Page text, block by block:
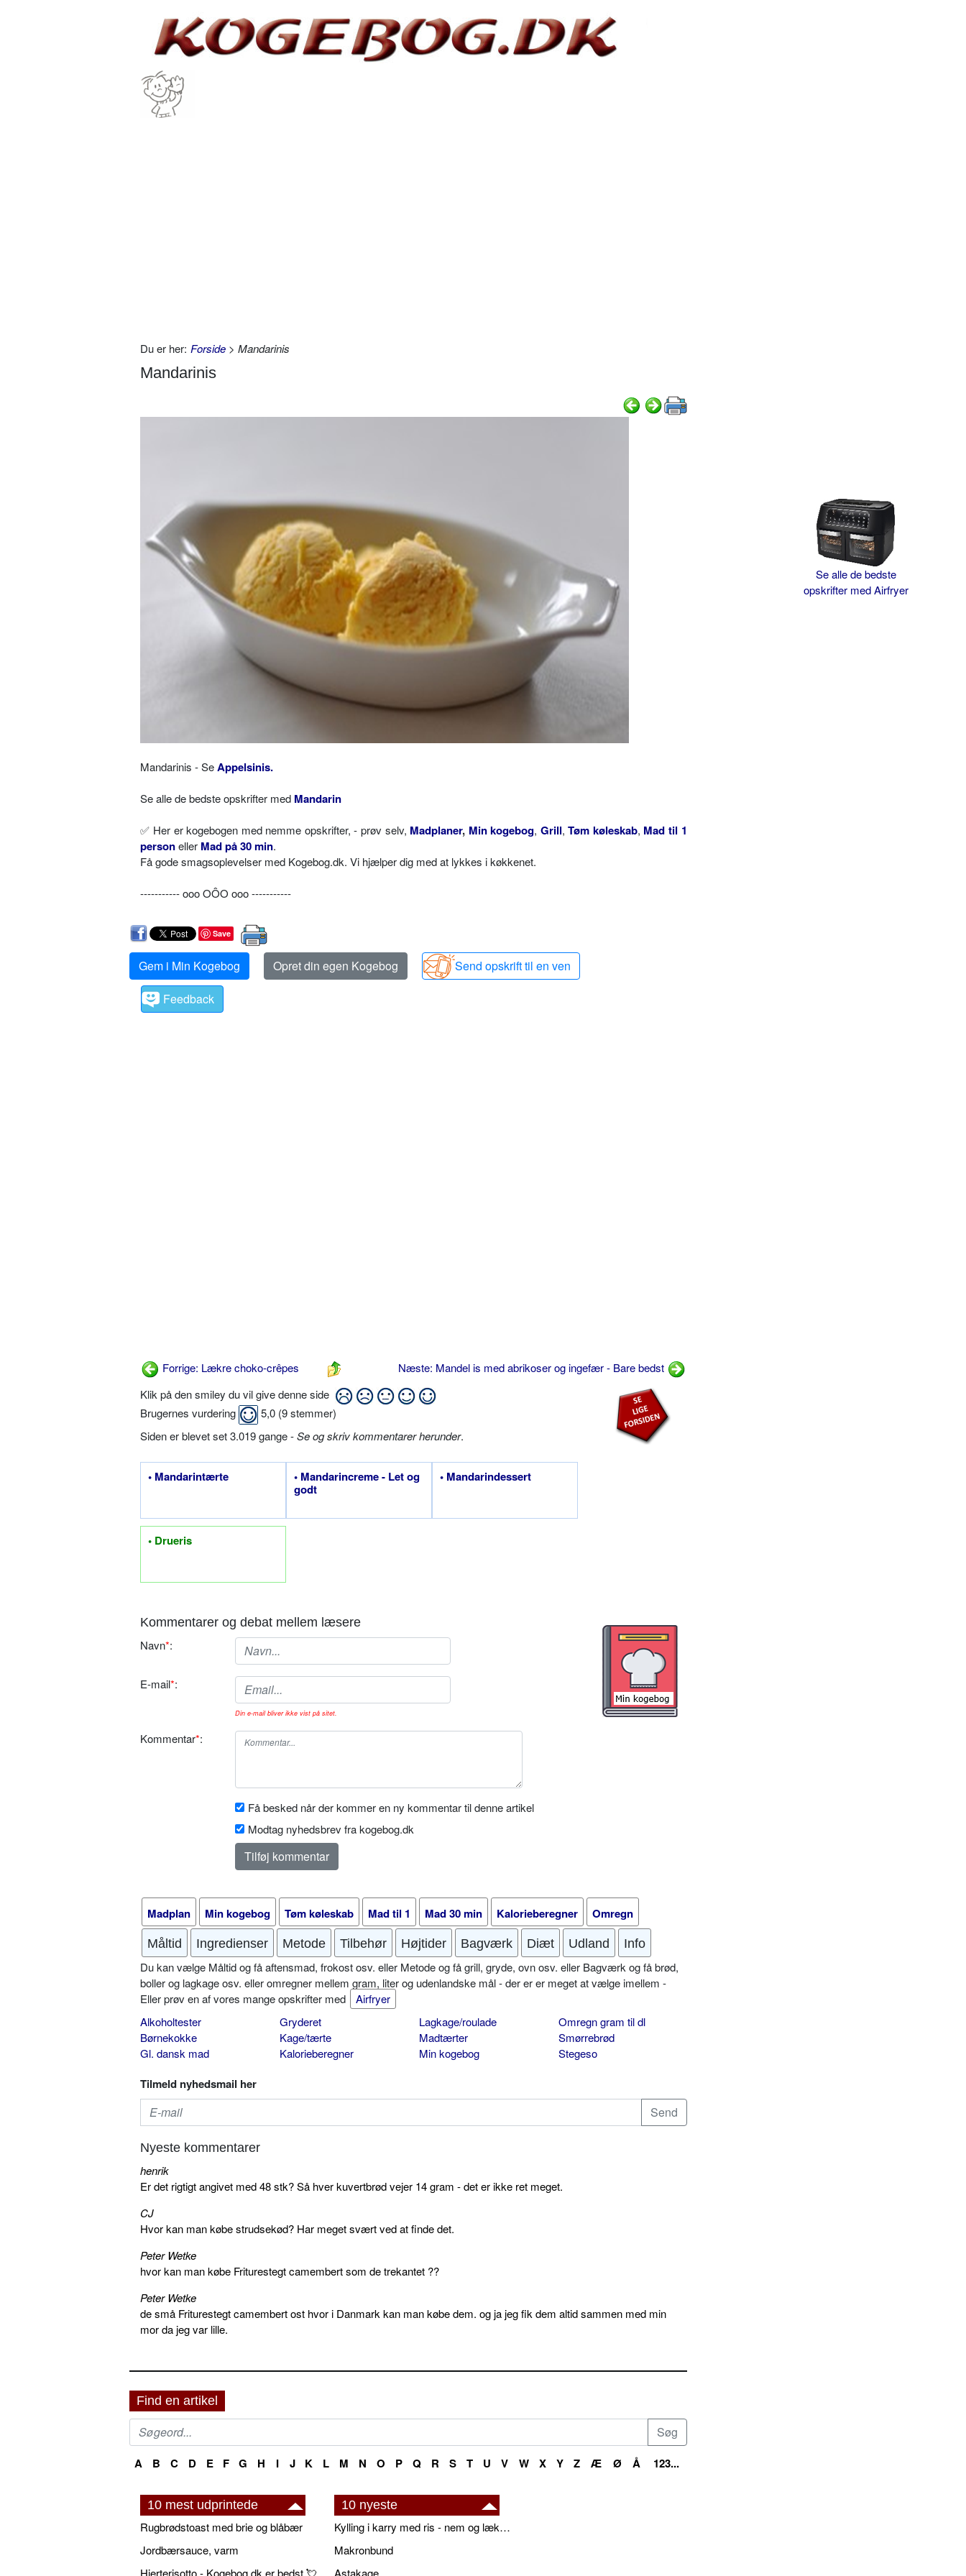
Du er her: Forside > Mandarinis
Mandarinis
Mandarinis - SeAppelsinis.
Se alle de bedste opskrifter med Mandarin
✅ Her er kogebogen med nemme opskrifter, - prøv selv, Madplaner, Min kogebog, Grill,Tøm køleskab, Mad til 1
personeller Mad på 30 min.
Få gode smagsoplevelser med Kogebog.dk. Vi hjælper dig med at lykkes i køkkenet.
----------- ooo OÔO ooo -----------
Save
Gem i Min Kogebog Opret din egen Kogebog
Send opskrift til en ven
Feedback
Forrige: Lækre choko-crêpes
Næste: Mandel is med abrikoser og ingefær - Bare bedst
Klik på den smiley du vil give denne side
Brugernes vurdering
5,0 (9stemmer)
Siden er blevet set 3.019 gange -Se og skriv kommentarer herunder.
• Mandarintærte
• Mandarincreme - Let og
godt
• Mandarindessert
• Drueris
Kommentarer og debat mellem læsere
Navn*:
E-mail*:
Din e-mail bliver ikke vist på sitet.
Kommentar*:
Få besked når der kommer en ny kommentar til denne artikel
Modtag nyhedsbrev fra kogebog.dk
Madplan Min kogebog Tøm køleskab Mad til 1 Mad 30 min Kalorieberegner Omregn
Måltid Ingredienser Metode Tilbehør Højtider Bagværk Diæt Udland Info
Du kan vælge Måltid og få aftensmad, frokost osv. eller Metode og få grill, gryde, ovn osv. eller Bagværk og få brød,
boller og lagkage osv. eller omregner mellem gram, liter og udenlandske mål - der er er meget at vælge imellem -
Eller prøv en af vores mange opskrifter med
Airfryer
Alkoholtester
Børnekokke
Gl. dansk mad
Gryderet
Kage/tærte
Kalorieberegner
Lagkage/roulade
Madtærter
Min kogebog
Omregn gram til dl
Smørrebrød
Stegeso
Tilmeld nyhedsmail her
Nyeste kommentarer
henrik
Er det rigtigt angivet med 48 stk? Så hver kuvertbrød vejer 14 gram - det er ikke ret meget.
CJ
Hvor kan man købe strudsekød? Har meget svært ved at finde det.
Peter Wetke
hvor kan man købe Friturestegt camembert som de trekantet ??
Peter Wetke
de små Friturestegt camembert ost hvor i Danmark kan man købe dem. og ja jeg fik dem altid sammen med min
mor da jeg var lille.
Find en artikel
A B C D E F G H I J K L M N O P Q R S T U V W X Y Z Æ Ø Å 123...
10 mest udprintede
Rugbrødstoast med brie og blåbær
Jordbærsauce, varm
Hjerterisotto - Kogebog.dk er bedst 💘
10 nyeste
Kylling i karry med ris - nem og lækker
Makronbund
Astakage
Se alle de bedste
opskrifter med Airfryer